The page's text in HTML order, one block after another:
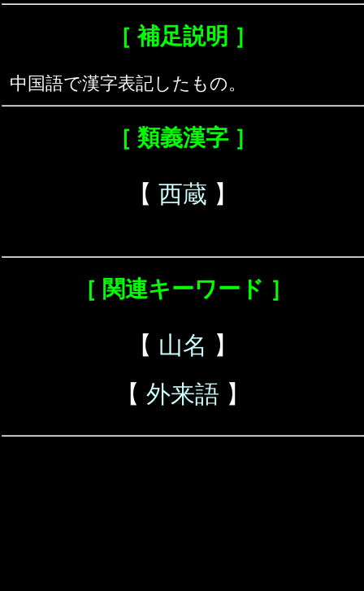
［ 補足説明 ］
中国語で漢字表記したもの。
［ 類義漢字 ］
【 西蔵 】
［ 関連キーワード ］
【 山名 】
【 外来語 】